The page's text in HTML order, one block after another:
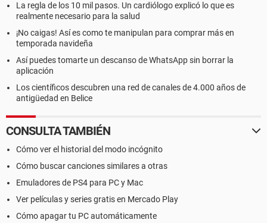
La regla de los 10 mil pasos. Un cardiólogo explicó lo que es
realmente necesario para la salud
¡No caigas! Así es como te manipulan para comprar más en
temporada navideña
Así puedes tomarte un descanso de WhatsApp sin borrar la
aplicación
Los científicos descubren una red de canales de 4.000 años de
antigüedad en Belice
CONSULTA TAMBIÉN
Cómo ver el historial del modo incógnito
Cómo buscar canciones similares a otras
Emuladores de PS4 para PC y Mac
Ver películas y series gratis en Mercado Play
Cómo apagar tu PC automáticamente